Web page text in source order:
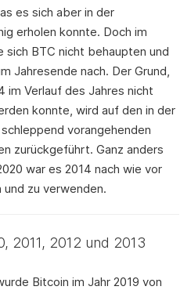
es sich aber in der
erholen konnte. Doch im
BTC nicht behaupten und
Jahresende nach. Der Grund,
im Verlauf des Jahres nicht
konnte, wird auf den in der
vorangehenden
zurückgeführt. Ganz anders
war es 2014 nach wie vor
zu verwenden.
2011, 2012 und 2013
Bitcoin im Jahr 2019 von